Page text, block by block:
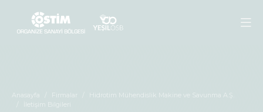
Anasayfa Firmalar
Hidrotim Mühendislik Makine ve Savunma A.Ş.
İletişim Bilgileri